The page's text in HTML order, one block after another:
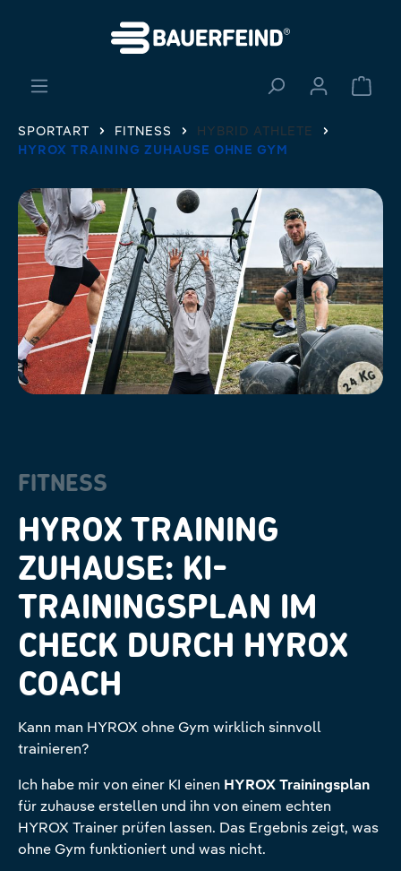
SPORTART FITNESS
HYBRID ATHLETE
HYROX TRAINING ZUHAUSE OHNE GYM
FITNESS
HYROX TRAINING
ZUHAUSE: KI-
TRAININGSPLAN IM
CHECK DURCH HYROX
COACH
Kann man HYROX ohne Gym wirklich sinnvoll
trainieren?
Ich habe mir von einer KI einen HYROX Trainingsplan
für zuhause erstellen und ihn von einem echten
HYROX Trainer prüfen lassen. Das Ergebnis zeigt, was
ohne Gym funktioniert und was nicht.